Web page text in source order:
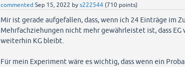
commented Sep 15, 2022 bys222544 (710 points)
Mir ist gerade aufgefallen, dass, wenn ich 24 Einträge im
Mehrfachziehungen nicht mehr gewährleistet ist, dass EG
weiterhin KG bleibt.
Für mein Experiment wäre es wichtig, dass wenn ein